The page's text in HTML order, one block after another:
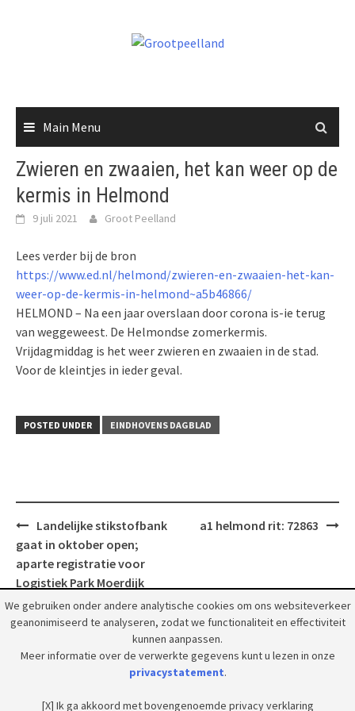
Main Menu
Zwieren en zwaaien, het kan weer op de
kermis in Helmond
9 juli 2021 Groot Peelland
Lees verder bij de bron
https://www.ed.nl/helmond/zwieren-en-zwaaien-het-kan-
weer-op-de-kermis-in-helmond~a5b46866/
HELMOND – Na een jaar overslaan door corona is-ie terug
van weggeweest. De Helmondse zomerkermis.
Vrijdagmiddag is het weer zwieren en zwaaien in de stad.
Voor de kleintjes in ieder geval.
POSTED UNDER EINDHOVENS DAGBLAD
Post
navigation
Landelijke stikstofbank
gaat in oktober open;
aparte registratie voor
Logistiek Park Moerdijk
a1 helmond rit: 72863
© 2018 Grootpeelland. Alle rechten voorbehouden.
We gebruiken onder andere analytische cookies om ons websiteverkeer
geanonimiseerd te analyseren, zodat we functionaliteit en effectiviteit
kunnen aanpassen.
Meer informatie over de verwerkte gegevens kunt u lezen in onze
privacystatement.
[X] Ik ga akkoord met bovengenoemde privacy verklaring